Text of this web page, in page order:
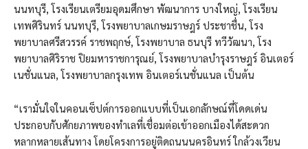
นนทบุรี, โรงเรียนเตรียมอุดมศึกษา พัฒนาการ บางใหญ่, โรงเรียน
เทพศิรินทร์ นนทบุรี, โรงพยาบาลเกษมราษฎร์ ประชาชื่น, โรง
พยาบาลศรีสวรรค์ ราชพฤกษ์, โรงพยาบาล ธนบุรี ทวีวัฒนา, โรง
พยาบาลศิริราช ปิยมหาราชการุณย์, โรงพยาบาลบำรุงราษฎร์ อินเตอร์
เนชั่นแนล, โรงพยาบาลกรุงเทพ อินเตอร์เนชั่นแนล เป็นต้น
“เรามั่นใจในคอนเซ็ปต์การออกแบบที่เป็นเอกลักษณ์ที่โดดเด่น
ประกอบกับศักยภาพของทำเลที่เชื่อมต่อเข้าออกเมืองได้สะดวก
หลากหลายเส้นทาง โดยโครงการอยู่ติดถนนนครอินทร์ ใกล้วงเวียน